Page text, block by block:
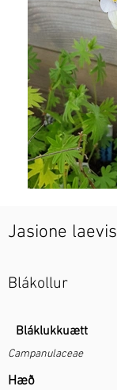
Jasione laevis
Blákollur
Bláklukkuætt
Campanulaceae
Hæð